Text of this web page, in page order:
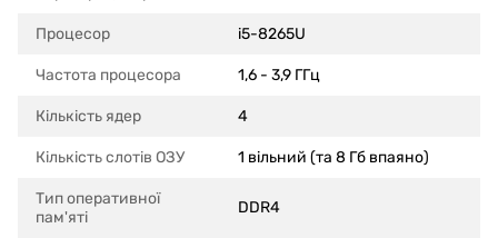
Процесор i5-8265U
Частота процесора 1,6 - 3,9 ГГц
Кількість ядер 4
Кількість слотів ОЗУ 1 вільний (та 8 Гб впаяно)
Тип оперативної
пам'яті
DDR4